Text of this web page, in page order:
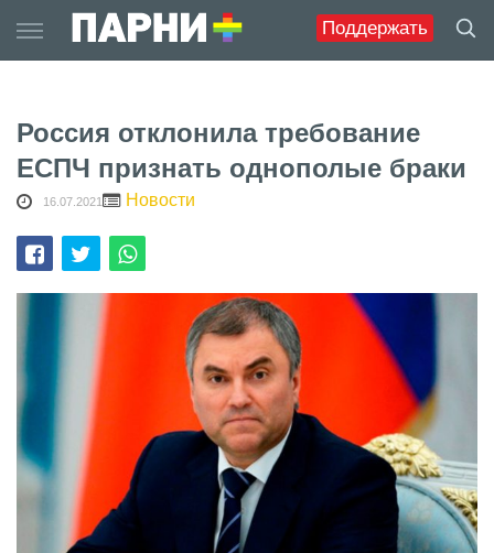
Поддержать
to
content
Россия отклонила требование
ЕСПЧ признать однополые браки
16.07.2021 Новости